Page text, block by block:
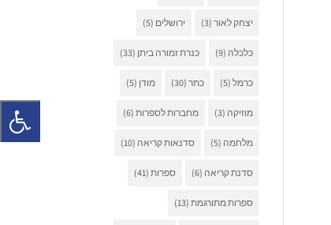
יצחק לאור (3) ירושלים (5)
כלכלה (9) כנרת זמורה ביתן (33)
כרמל (5) כתר (30) מודן (5)
מוזיקה (3) מחברות לספרות (6)
מלחמה (5) סדנאות קריאה (10)
סדנת קריאה (6) ספרות (41)
ספרות מתורגמת (13)